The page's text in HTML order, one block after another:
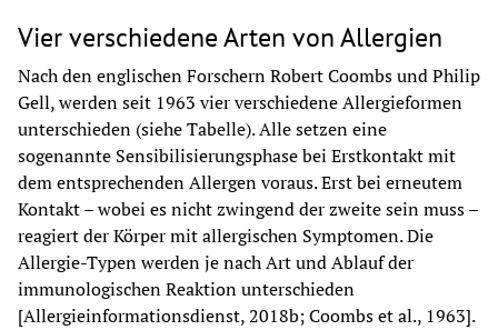
Vier verschiedene Arten von Allergien
Nach den englischen Forschern Robert Coombs und Philip
Gell, werden seit 1963 vier verschiedene Allergieformen
unterschieden (siehe Tabelle). Alle setzen eine
sogenannte Sensibilisierungsphase bei Erstkontakt mit
dem entsprechenden Allergen voraus. Erst bei erneutem
Kontakt – wobei es nicht zwingend der zweite sein muss –
reagiert der Körper mit allergischen Symptomen. Die
Allergie-Typen werden je nach Art und Ablauf der
immunologischen Reaktion unterschieden
[Allergieinformationsdienst, 2018b; Coombs et al., 1963].